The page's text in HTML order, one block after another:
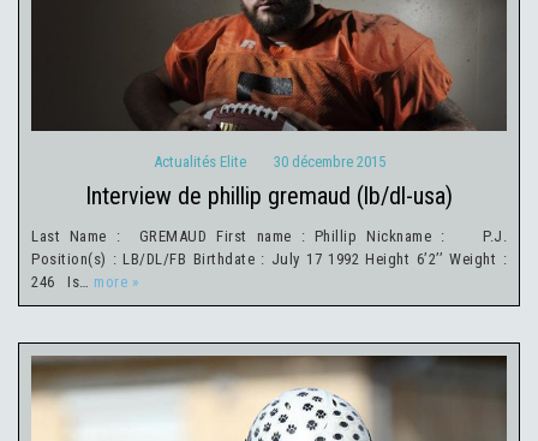
Actualités Elite 30 décembre 2015
Actualités Elite 30 décembre 2015
interview de phillip gremaud (lb/dl-usa)
Last Name : GREMAUD First name : Phillip Nickname : P.J.
Position(s) : LB/DL/FB Birthdate : July 17 1992 Height 6’2’’ Weight :
246 Is… more »